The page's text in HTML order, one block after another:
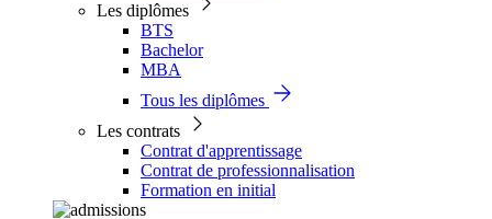
Les diplômes
BTS
Bachelor
MBA
Tous les diplômes
Les contrats
Contrat d'apprentissage
Contrat de professionnalisation
Formation en initial